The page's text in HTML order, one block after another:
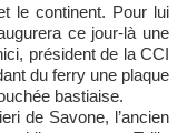
le continent. Pour lui
ce jour-là une
président de la CCI
du ferry une plaque
bastiaise.
de Savone, l’ancien